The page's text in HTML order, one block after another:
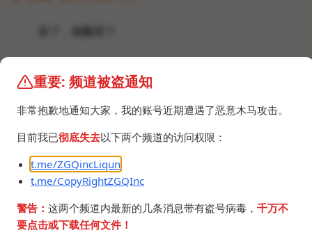
https://github.com/MetaCubeX/Clash.Meta
©2024 ZGQ Inc.All rights reserved
重要: 频道被盗通知
非常抱歉地通知大家，我的账号近期遭遇了恶意木马攻击。
目前我已彻底失去以下两个频道的访问权限：
t.me/ZGQincLiqun
t.me/CopyRightZGQInc
警告： 这两个频道内最新的几条消息带有盗号病毒， 千万不
要点击或下载任何文件！